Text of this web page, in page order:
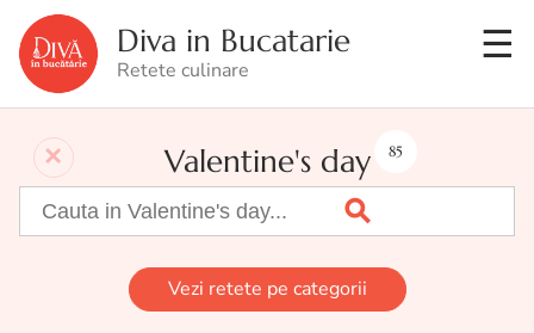
Diva in Bucatarie
Retete culinare
Valentine's day 85
Vezi retete pe categorii